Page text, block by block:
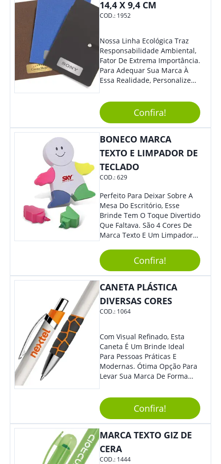
14,4 X 9,4 CM
COD.: 1952
Nossa Linha Ecológica Traz
Responsabilidade Ambiental,
Fator De Extrema Importância.
Para Adequar Sua Marca À
Essa Realidade, Personalize
Anotações Com Post-It E
Caneta. Elaborado A Partir De
Material Reciclado, O Brinde
Também É Prático, Tornando-
Se Assim Excelente Para Uso
Cotidiano. Perfeito, Não É?!
Confira!
BONECO MARCA
TEXTO E LIMPADOR DE
TECLADO
COD.:629
Perfeito Para Deixar Sobre A
Mesa Do Escritório, Esse
Brinde Tem O Toque Divertido
Que Faltava. São 4 Cores De
Marca Texto E Um Limpador
Boneco. Demais, Não É?
Personalize Com Sua Marca.
Super Criativo, Seus Clientes E
Colaboradores Irão Adorar.
Confira!
CANETA PLÁSTICA
DIVERSAS CORES
COD.: 1064
Com Visual Refinado, Esta
Caneta É Um Brinde Ideal
Para Pessoas Práticas E
Modernas. Ótima Opção Para
Levar Sua Marca De Forma
Sua Empresa Em Eventos,
Reuniões Corporativas Ou Até
Mesmo Para Presentear
Colaboradores E Parceiros De
Sua Empresa.
Confira!
MARCA TEXTO GIZ DE
CERA
COD.: 1444